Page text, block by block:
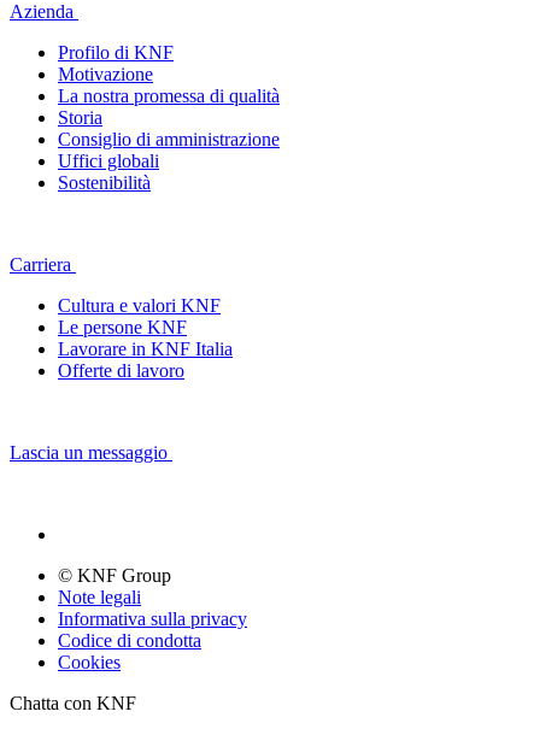
Azienda
Profilo di KNF
Motivazione
La nostra promessa di qualità
Storia
Consiglio di amministrazione
Uffici globali
Sostenibilità
Carriera
Cultura e valori KNF
Le persone KNF
Lavorare in KNF Italia
Offerte di lavoro
Lascia un messaggio
© KNF Group
Note legali
Informativa sulla privacy
Codice di condotta
Cookies
Chatta con KNF